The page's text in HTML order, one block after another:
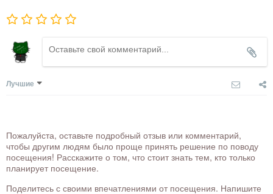
Лучшие
Пожалуйста, оставьте подробный отзыв или комментарий,
чтобы другим людям было проще принять решение по поводу
посещения! Расскажите о том, что стоит знать тем, кто только
планирует посещение.
Поделитесь с своими впечатлениями от посещения. Напишите